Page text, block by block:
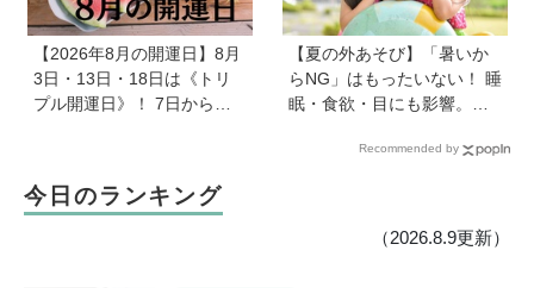
【2026年8月の開運日】8月
3日・13日・18日は《トリ
プル開運日》！ 7日から
【夏の外あそび】「暑いか
らNG」はもったいない！ 睡
眠・食欲・目にも影響。専
トと、猛暑日の室内あそび
Recommended by
今日のランキング
（2026.8.9更新）